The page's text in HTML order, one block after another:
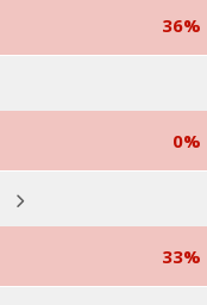
36%
0%
33%